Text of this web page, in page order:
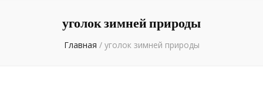
уголок зимней природы
Главная / уголок зимней природы